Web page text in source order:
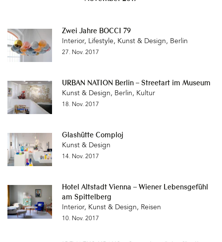
Zwei Jahre BOCCI 79
Interior, Lifestyle, Kunst & Design, Berlin
27. Nov. 2017
URBAN NATION Berlin – Streetart im Museum
Kunst & Design, Berlin, Kultur
18. Nov. 2017
Glashütte Comploj
Kunst & Design
14. Nov. 2017
Hotel Altstadt Vienna – Wiener Lebensgefühl
am Spittelberg
Interior, Kunst & Design, Reisen
10. Nov. 2017